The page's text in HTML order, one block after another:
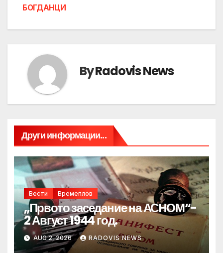
БОГДАНЦИ
ByRadovis News
Други информации...
Вести Времеплов
„Првото заседание на АСНОМ“-
2 Август 1944 год.
AUG 2, 2026 RADOVIS NEWS